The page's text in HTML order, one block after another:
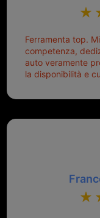
Ferramenta top.
competenza,
auto veramente
la disponibilità e